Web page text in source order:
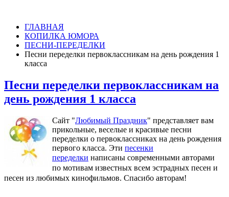
ГЛАВНАЯ
КОПИЛКА ЮМОРА
ПЕСНИ-ПЕРЕДЕЛКИ
Песни переделки первоклассникам на день рождения 1
класса
Песни переделки первоклассникам на
день рождения 1 класса
Сайт "Любимый Праздник" представляет вам
прикольные, веселые и красивые песни
переделки о первоклассниках на день рождения
первого класса. Эти песенки
переделки написаны современными авторами
по мотивам известных всем эстрадных песен и
песен из любимых кинофильмов. Спасибо авторам!